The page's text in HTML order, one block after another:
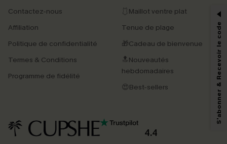
Contactez-nous
Affiliation
Politique de confidentialité
Termes & Conditions
Programme de fidélité
🩱Maillot ventre plat
Tenue de plage
🎁Cadeau de bienvenue
🔝Nouveautés
hebdomadaires
😍Best-sellers
4.4
-15% dès 2 Achetés par E-mail
*Un code par commande, valable une seule fois.
En soumettant votre adresse e-mail, vous acceptez de recevoir des e-mails
marketing (y compris du contenu généré par l'IA) de Cupshe et
reconnaissez avoir pris connaissance de nos
pouvons utiliser les données collectées sur notre site ainsi que des
produits susceptibles de vous intéresser, conformément à notre
Politique de
confidentialité
. Vous pouvez vous désabonner à tout moment.
S'abonner & Recevoir le code